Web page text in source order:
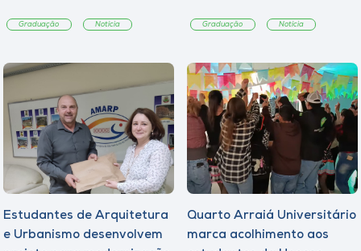
Graduação Notícia Graduação Notícia
Estudantes de Arquitetura
e Urbanismo desenvolvem
Quarto Arraiá Universitário
marca acolhimento aos